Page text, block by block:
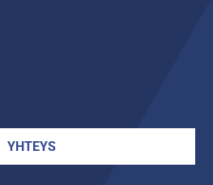
YHTEYS